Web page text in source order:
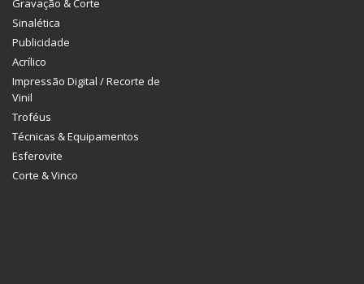
Gravação & Corte
Sinalética
Publicidade
Acrílico
Impressão Digital / Recorte de
Vinil
Troféus
Técnicas & Equipamentos
Esferovite
Corte & Vinco